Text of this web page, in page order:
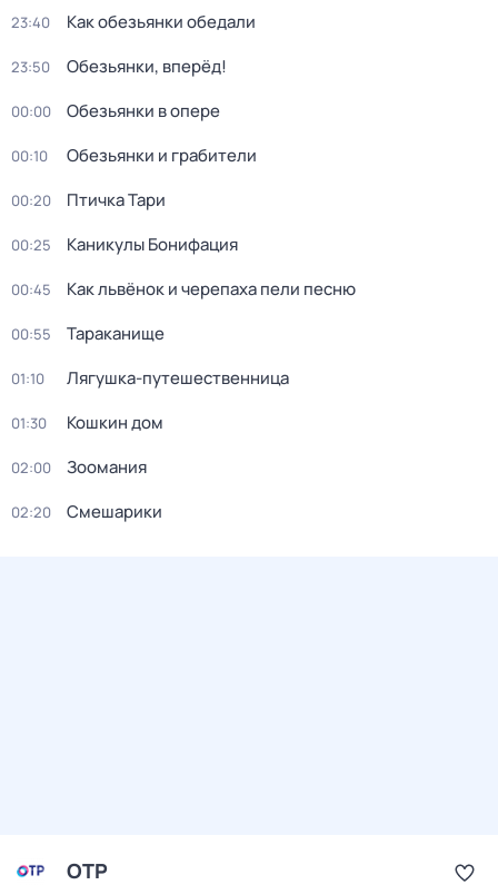
23:40 Как обезьянки обедали
23:50 Обезьянки, вперёд!
00:00 Обезьянки в опере
00:10 Обезьянки и грабители
00:20 Птичка Тари
00:25 Каникулы Бонифация
00:45 Как львёнок и черепаха пели песню
00:55 Тараканище
01:10 Лягушка-путешественница
01:30 Кошкин дом
02:00 Зоомания
02:20 Смешарики
ОТР